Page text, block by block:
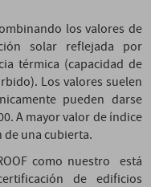
los valores de
solar reflejada por
térmica (capacidad de
Los valores suelen
pueden darse
A mayor valor de índice
de una cubierta.
como nuestro está
de edificios